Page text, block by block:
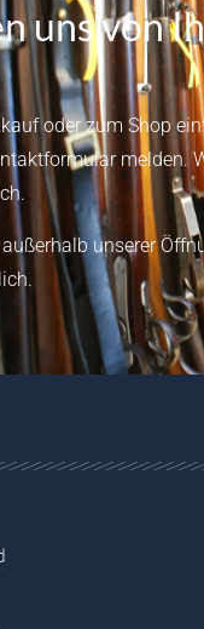
uns von
oder zum Shop
melden.
unserer